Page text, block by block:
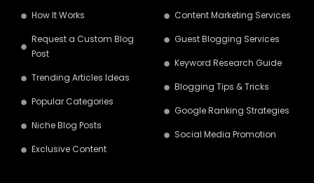
How It Works
Request a Custom Blog
Post
Trending Articles Ideas
Popular Categories
Niche Blog Posts
Exclusive Content
Content Marketing Services
Guest Blogging Services
Keyword Research Guide
Blogging Tips & Tricks
Google Ranking Strategies
Social Media Promotion